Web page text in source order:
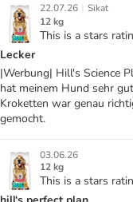
22.07.26 | Sikat
12 kg
This is a stars
Lecker
|Werbung| Hill's Science
hat meinem Hund sehr
Kroketten war genau
gemocht.
03.06.26
12 kg
This is a stars